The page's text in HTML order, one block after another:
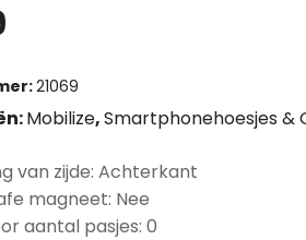
21069
Mobilize,Smartphonehoesjes &
van zijde: Achterkant
magneet: Nee
aantal pasjes: 0